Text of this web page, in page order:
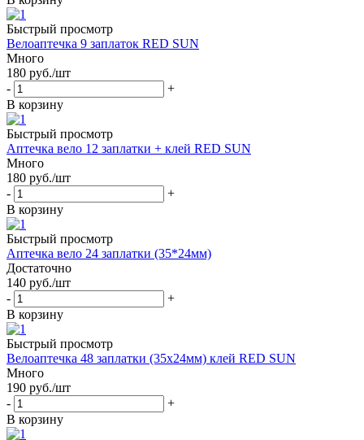
Быстрый просмотр
Велоаптечка 9 заплаток RED SUN
Много
180 руб./шт
-
+
В корзину
Быстрый просмотр
Аптечка вело 12 заплатки + клей RED SUN
Много
180 руб./шт
-
+
В корзину
Быстрый просмотр
Аптечка вело 24 заплатки (35*24мм)
Достаточно
140 руб./шт
-
+
В корзину
Быстрый просмотр
Велоаптечка 48 заплатки (35х24мм) клей RED SUN
Много
190 руб./шт
-
+
В корзину